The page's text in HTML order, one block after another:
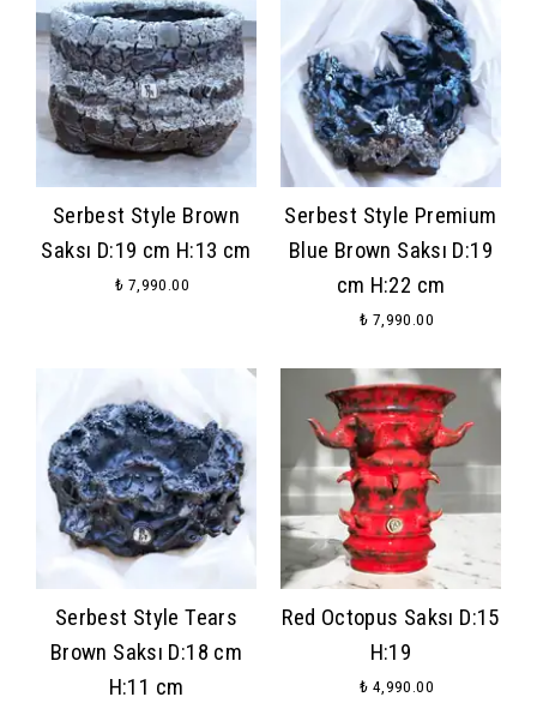
Serbest Style Brown
Saksı D:19 cm H:13 cm
₺ 7,990.00
Serbest Style Premium
Blue Brown Saksı D:19
cm H:22 cm
₺ 7,990.00
Serbest Style Tears
Brown Saksı D:18 cm
H:11 cm
Red Octopus Saksı D:15
H:19
₺ 4,990.00